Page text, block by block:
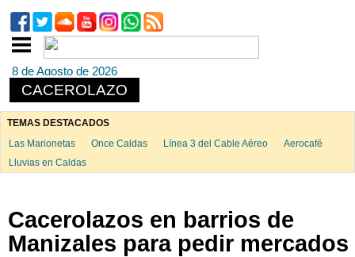
8 de Agosto de 2026
CACEROLAZO
TEMAS DESTACADOS
Las Marionetas
Once Caldas Línea 3 del Cable Aéreo
Aerocafé
Lluvias en Caldas
Cacerolazos en barrios de
Manizales para pedir mercados